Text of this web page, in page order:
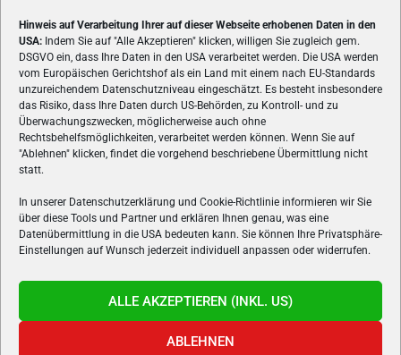
Hinweis auf Verarbeitung Ihrer auf dieser Webseite erhobenen Daten in den
USA: Indem Sie auf "Alle Akzeptieren" klicken, willigen Sie zugleich gem.
DSGVO ein, dass Ihre Daten in den USA verarbeitet werden. Die USA werden
vom Europäischen Gerichtshof als ein Land mit einem nach EU-Standards
unzureichendem Datenschutzniveau eingeschätzt. Es besteht insbesondere
das Risiko, dass Ihre Daten durch US-Behörden, zu Kontroll- und zu
Überwachungszwecken, möglicherweise auch ohne
Rechtsbehelfsmöglichkeiten, verarbeitet werden können. Wenn Sie auf
"Ablehnen" klicken, findet die vorgehend beschriebene Übermittlung nicht
statt.
In unserer Datenschutzerklärung und Cookie-Richtlinie informieren wir Sie
über diese Tools und Partner und erklären Ihnen genau, was eine
Datenübermittlung in die USA bedeuten kann. Sie können Ihre Privatsphäre-
Einstellungen auf Wunsch jederzeit individuell anpassen oder widerrufen.
ALLE AKZEPTIEREN (INKL. US)
ABLEHNEN
ÜBER UNS
VON GAMERN, FÜR GAMER! Gamers.at ist das älteste Online-
Spielemagazin Österreichs und bringt täglich aktuelle News,
Reviews und Videos zu PC- und Konsolenspielen, Gaming-
Hardware und aus der Welt des e-Sport's.
FOLGE UNS